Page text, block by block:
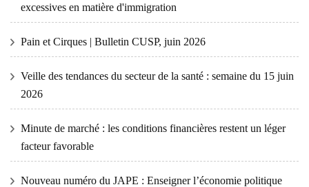
excessives en matière d'immigration
Pain et Cirques | Bulletin CUSP, juin 2026
Veille des tendances du secteur de la santé : semaine du 15 juin
2026
Minute de marché : les conditions financières restent un léger
facteur favorable
Nouveau numéro du JAPE : Enseigner l’économie politique